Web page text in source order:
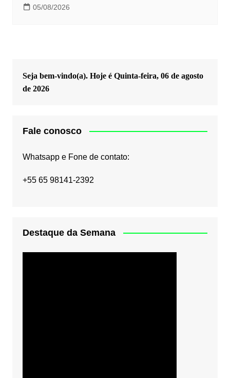
05/08/2026
Seja bem-vindo(a). Hoje é Quinta-feira, 06 de agosto
de 2026
Fale conosco
Whatsapp e Fone de contato:
+55 65 98141-2392
Destaque da Semana